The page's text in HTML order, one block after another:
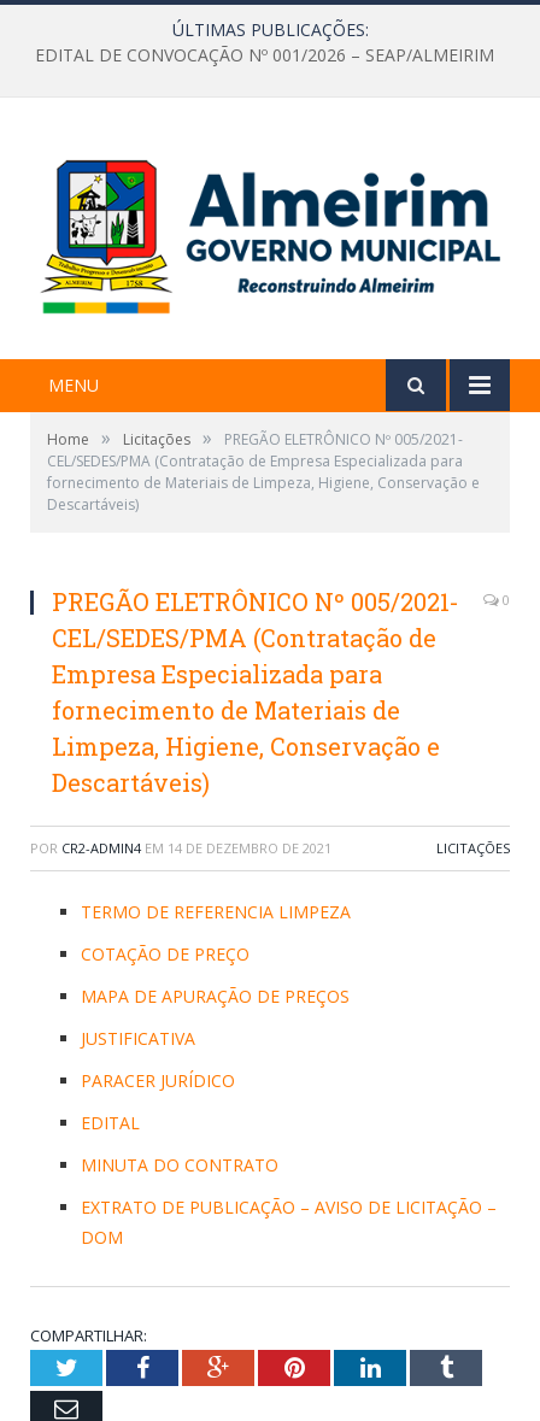
ÚLTIMAS PUBLICAÇÕES:
EDITAL DE CONVOCAÇÃO Nº 001/2026 – SEAP/ALMEIRIM
MENU
Home » Licitações »
PREGÃO ELETRÔNICO Nº 005/2021-
CEL/SEDES/PMA (Contratação de Empresa Especializada para
fornecimento de Materiais de Limpeza, Higiene, Conservação e
Descartáveis)
PREGÃO ELETRÔNICO Nº 005/2021-
CEL/SEDES/PMA (Contratação de
Empresa Especializada para
fornecimento de Materiais de
Limpeza, Higiene, Conservação e
Descartáveis)
0
POR CR2-ADMIN4 EM 14 DE DEZEMBRO DE 2021 LICITAÇÕES
TERMO DE REFERENCIA LIMPEZA
COTAÇÃO DE PREÇO
MAPA DE APURAÇÃO DE PREÇOS
JUSTIFICATIVA
PARACER JURÍDICO
EDITAL
MINUTA DO CONTRATO
EXTRATO DE PUBLICAÇÃO – AVISO DE LICITAÇÃO –
DOM
COMPARTILHAR:
TwitterFacebookGoogle+PinterestLinkedInTumblr
Email